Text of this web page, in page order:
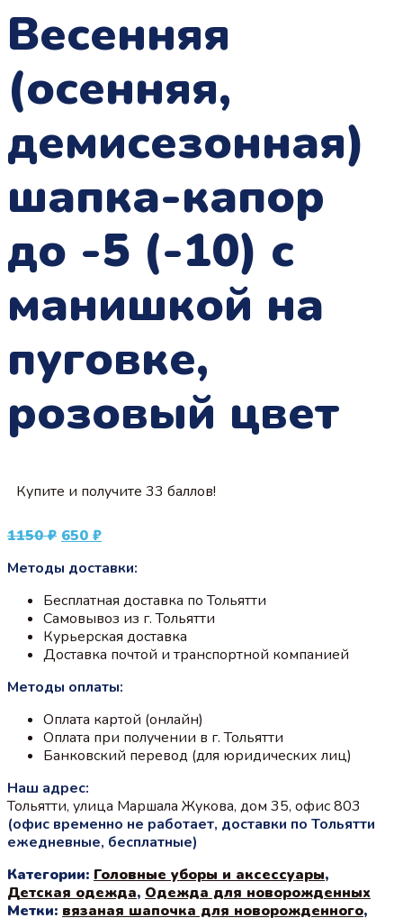
Весенняя
(осенняя,
демисезонная)
шапка-капор
до -5 (-10) с
манишкой на
пуговке,
розовый цвет
Купите и получите 33 баллов!
1150₽ Первоначальная
составляла
650 ₽Текущая
650 ₽.
Методы доставки:
Бесплатная доставка по Тольятти
Самовывоз из г. Тольятти
Курьерская доставка
Доставка почтой и транспортной компанией
Методы оплаты:
Оплата картой (онлайн)
Оплата при получении в г. Тольятти
Банковский перевод (для юридических лиц)
Наш адрес:
Тольятти, улица Маршала Жукова, дом 35, офис 803
(офис временно не работает, доставки по Тольятти
ежедневные, бесплатные)
Категории: Головные уборы и аксессуары,
Детская одежда, Одежда для новорожденных
Метки: вязаная шапочка для новорожденного,